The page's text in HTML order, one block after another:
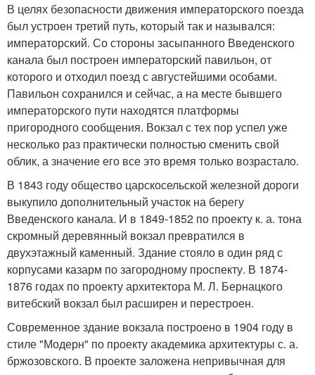
В целях безопасности движения императорского поезда
был устроен третий путь, который так и назывался:
императорский. Со стороны засыпанного Введенского
канала был построен императорский павильон, от
которого и отходил поезд с августейшими особами.
Павильон сохранился и сейчас, а на месте бывшего
императорского пути находятся платформы
пригородного сообщения. Вокзал с тех пор успел уже
несколько раз практически полностью сменить свой
облик, а значение его все это время только возрастало.
В 1843 году общество царскосельской железной дороги
выкупило дополнительный участок на берегу
Введенского канала. И в 1849-1852 по проекту к. а. тона
скромный деревянный вокзал превратился в
двухэтажный каменный. Здание стояло в один ряд с
корпусами казарм по загородному проспекту. В 1874-
1876 годах по проекту архитектора М. Л. Бернацкого
витебский вокзал был расширен и перестроен.
Современное здание вокзала построено в 1904 году в
стиле "Модерн" по проекту академика архитектуры с. а.
бржозовского. В проекте заложена непривычная для